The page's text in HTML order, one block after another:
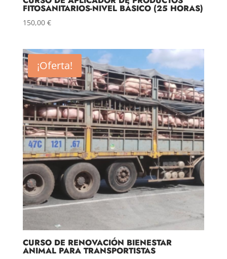
FITOSANITARIOS-NIVEL BÁSICO (25 HORAS)
150,00 €
¡Oferta!
CURSO DE RENOVACIÓN BIENESTAR
ANIMAL PARA TRANSPORTISTAS